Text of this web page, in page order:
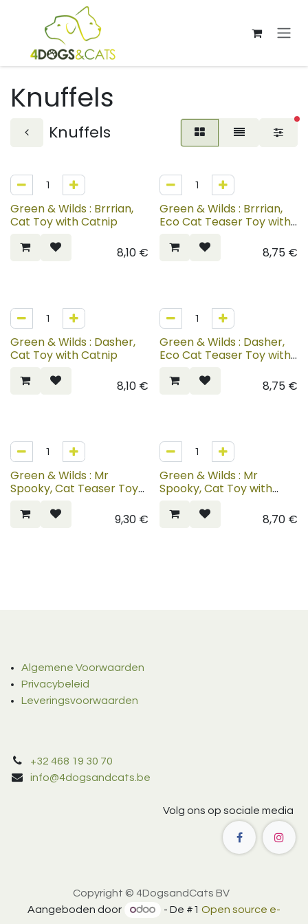
Overslaan naar inhoud
Knuffels
Knuffels
Green & Wilds : Brrrian,
Cat Toy with Catnip
8,10€
Green & Wilds : Brrrian,
Eco Cat Teaser Toy with
8,75€
Green & Wilds : Dasher,
Cat Toy with Catnip
8,10€
Green & Wilds : Dasher,
Eco Cat Teaser Toy with
8,75€
Green & Wilds : Mr
Spooky, Cat Teaser Toy
9,30€
Green & Wilds : Mr
Spooky, Cat Toy with
8,70€
Algemene Voorwaarden
Privacybeleid
Leveringsvoorwaarden
+32 468 19 30 70
info@4dogsandcats.be
Volg ons op sociale media
Copyright © 4DogsandCats BV
Aangeboden door
- De #1 Open source e-